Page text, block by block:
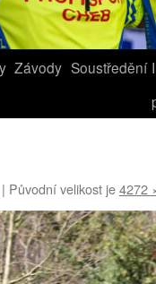
Závody Soustředění
| Původní velikost je4272